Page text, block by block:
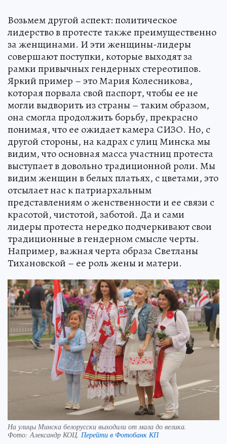
Возьмем другой аспект: политическое
лидерство в протесте также преимущественно
за женщинами. И эти женщины-лидеры
совершают поступки, которые выходят за
рамки привычных гендерных стереотипов.
Яркий пример – это Мария Колесникова,
которая порвала свой паспорт, чтобы ее не
могли выдворить из страны – таким образом,
она смогла продолжить борьбу, прекрасно
понимая, что ее ожидает камера СИЗО. Но, с
другой стороны, на кадрах с улиц Минска мы
видим, что основная масса участниц протеста
выступает в довольно традиционной роли. Мы
видим женщин в белых платьях, с цветами, это
отсылает нас к патриархальным
представлениям о женственности и ее связи с
красотой, чистотой, заботой. Да и сами
лидеры протеста нередко подчеркивают свои
традиционные в гендерном смысле черты.
Например, важная черта образа Светланы
Тихановской – ее роль жены и матери.
На улицы Минска белорусски выходили от мала до велика.
Фото:Александр КОЦ. Перейти в Фотобанк КП